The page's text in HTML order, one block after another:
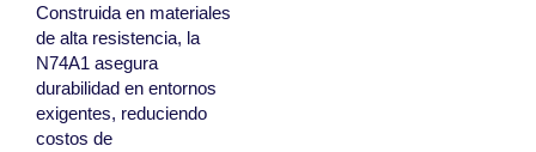
Construida en materiales
de alta resistencia, la
N74A1 asegura
durabilidad en entornos
exigentes, reduciendo
costos de